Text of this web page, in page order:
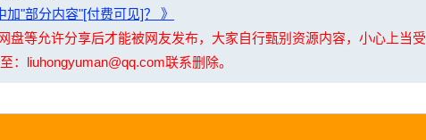
"部分内容"[付费可见]？ 》
盘等允许分享后才能被网友发布，大家自行甄别资源内容，小心上当受
liuhongyuman@qq.com联系删除。